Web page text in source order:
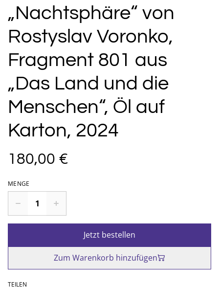
„Nachtsphäre“ von
Rostyslav Voronko,
Fragment 801 aus
„Das Land und die
Menschen“, Öl auf
Karton, 2024
180,00 €
MENGE
Jetzt bestellen
Zum Warenkorb hinzufügen
TEILEN